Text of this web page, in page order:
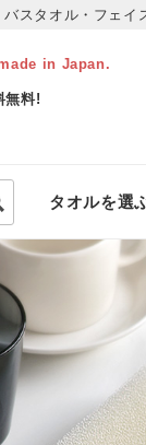
バスタオル・フェイ
in Japan.
無料!
タオルを選